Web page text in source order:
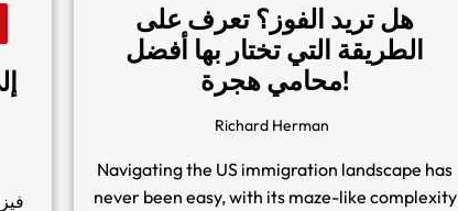
هل تريد الفوز؟ تعرف على
الطريقة التي تختار بها أفضل
محامي هجرة!
Richard Herman
Navigating the US immigration landscape has
never been easy, with its maze-like complexity